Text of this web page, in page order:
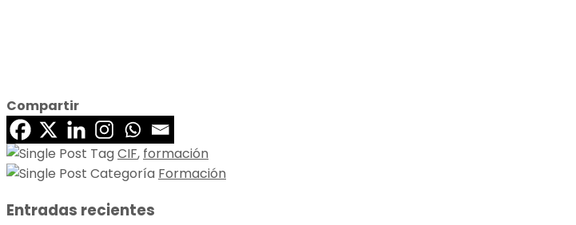
Compartir
CIF, formación
Formación
Entradas recientes